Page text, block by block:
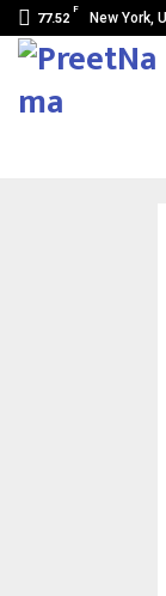
77.52
F
New York,